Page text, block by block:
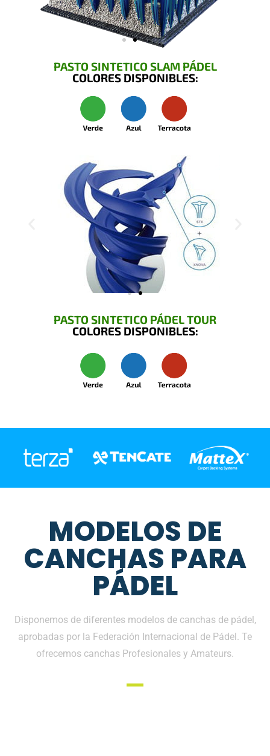
PASTO SINTETICO SLAM PÁDEL
COLORES DISPONIBLES:
PASTO SINTETICO PÁDEL TOUR
COLORES DISPONIBLES:
MODELOS DE
CANCHAS PARA
PÁDEL
Disponemos de diferentes modelos de canchas de pádel,
aprobadas por la Federación Internacional de Pádel. Te
ofrecemos canchas Profesionales y Amateurs.